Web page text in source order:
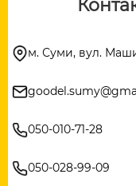
м. Суми, вул.
050-010-71-28
050-028-99-09